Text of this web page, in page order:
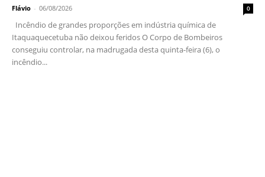
Flávio - 06/08/2026 0
Incêndio de grandes proporções em indústria química de
Itaquaquecetuba não deixou feridos O Corpo de Bombeiros
conseguiu controlar, na madrugada desta quinta-feira (6), o
incêndio...